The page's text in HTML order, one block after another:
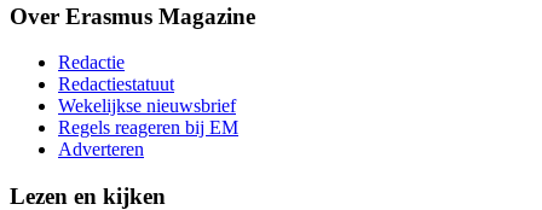
Over Erasmus Magazine
Redactie
Redactiestatuut
Wekelijkse nieuwsbrief
Regels reageren bij EM
Adverteren
Lezen en kijken